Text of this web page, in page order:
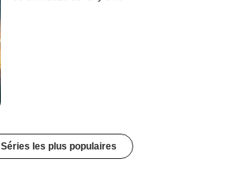
Séries les plus populaires